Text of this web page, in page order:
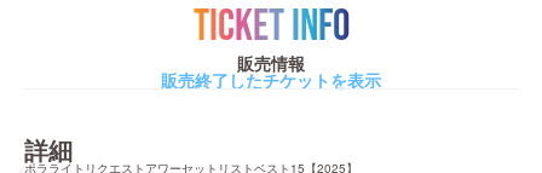
TICKET INFO
販売情報
販売終了したチケットを表示
詳細
ポラライトリクエストアワーセットリストベスト15【2025】